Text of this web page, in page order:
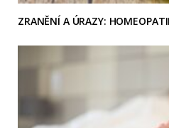
ZRANĚNÍ A ÚRAZY: